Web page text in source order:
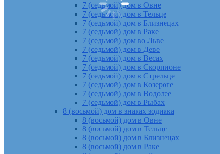
7 (седьмой) дом в Овне
7 (седьмой) дом в Тельце
7 (седьмой) дом в Близнецах
7 (седьмой) дом в Раке
7 (седьмой) дом во Льве
7 (седьмой) дом в Деве
7 (седьмой) дом в Весах
7 (седьмой) дом в Скорпионе
7 (седьмой) дом в Стрельце
7 (седьмой) дом в Козероге
7 (седьмой) дом в Водолее
7 (седьмой) дом в Рыбах
8 (восьмой) дом в знаках зодиака
8 (восьмой) дом в Овне
8 (восьмой) дом в Тельце
8 (восьмой) дом в Близнецах
8 (восьмой) дом в Раке